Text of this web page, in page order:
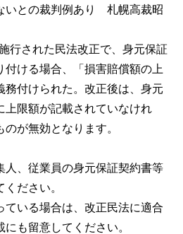
いとの裁判例あり 札幌高裁昭
行された民法改正で、身元保証
付ける場合、「損害賠償額の上
務付けられた。改正後は、身元
上限額が記載されていなけれ
が無効となります。
人、従業員の身元保証契約書等
ださい。
ている場合は、改正民法に適合
も留意してください。